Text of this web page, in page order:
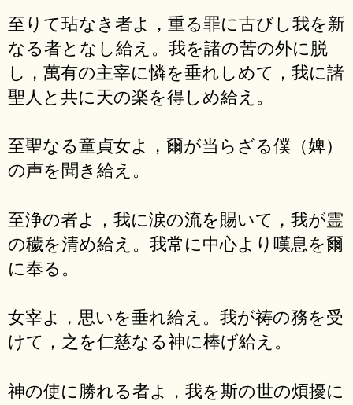
至りて玷なき者よ，重る罪に古びし我を新
なる者となし給え。我を諸の苦の外に脱
し，萬有の主宰に憐を垂れしめて，我に諸
聖人と共に天の楽を得しめ給え。
至聖なる童貞女よ，爾が当らざる僕（婢）
の声を聞き給え。
至浄の者よ，我に涙の流を賜いて，我が霊
の穢を清め給え。我常に中心より嘆息を爾
に奉る。
女宰よ，思いを垂れ給え。我が祷の務を受
けて，之を仁慈なる神に棒げ給え。
神の使に勝れる者よ，我を斯の世の煩擾に